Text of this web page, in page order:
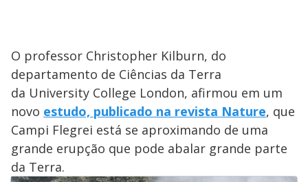
O professor Christopher Kilburn, do
departamento de Ciências da Terra
da University College London, afirmou em um
novo estudo, publicado na revista Nature, que
Campi Flegrei está se aproximando de uma
grande erupção que pode abalar grande parte
da Terra.